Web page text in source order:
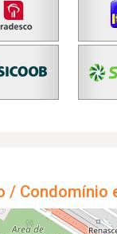
/ Condomínio